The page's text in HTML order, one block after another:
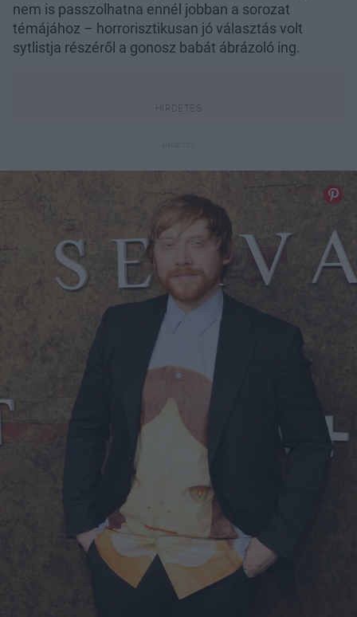
nem is passzolhatna ennél jobban a sorozat
témájához – horrorisztikusan jó választás volt
sytlistja részéről a gonosz babát ábrázoló ing.